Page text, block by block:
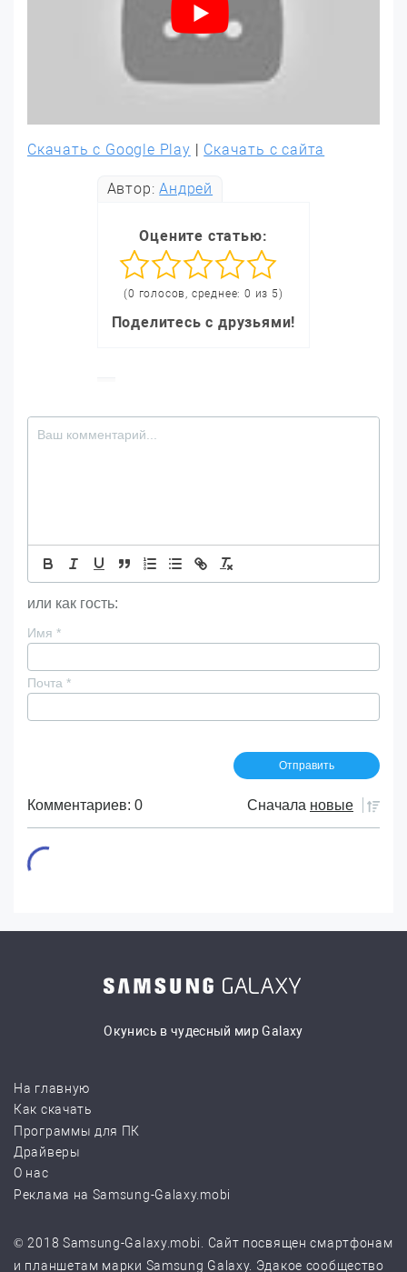
Скачать с Google Play | Скачать с сайта
Автор:Андрей
Оцените статью:
(0 голосов, среднее: 0 из 5)
Поделитесь с друзьями!
или как гость:
Имя *
Почта *
Комментариев: 0 Сначала новые
Окунись в чудесный мир Galaxy
На главную
Как скачать
Программы для ПК
Драйверы
О нас
Реклама на Samsung-Galaxy.mobi
© 2018 Samsung-Galaxy.mobi. Сайт посвящен смартфонам
и планшетам марки Samsung Galaxy. Эдакое сообщество